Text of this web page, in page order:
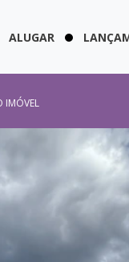
ALUGAR
IMÓVEL